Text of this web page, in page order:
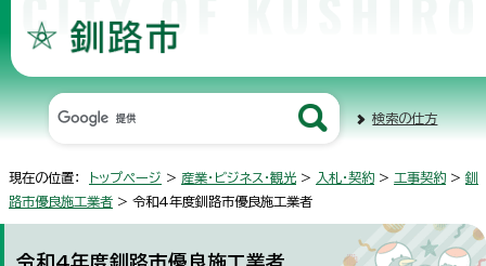
検索の仕方
現在の位置： トップページ > 産業・ビジネス・観光 > 入札・契約 > 工事契約 > 釧
路市優良施工業者 > 令和4年度釧路市優良施工業者
令和4年度釧路市優良施工業者